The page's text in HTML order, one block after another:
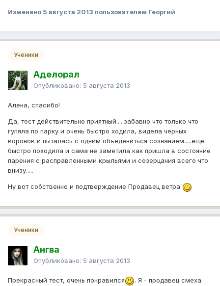
Изменено 5 августа 2013 пользователем Георгий
Ученики
Аделорал
Опубликовано: 5 августа 2013
Алена, спасибо!
Да, тест действительно приятный.....забавно что только что
гуляла по парку и очень быстро ходила, видела черных
воронов и пыталась с одним объедениться сознанием.....еще
быстро походила и сама не заметила как пришла в состояние
парения с расправленными крыльями и созерцания всего что
внизу.....
Ну вот собственно и подтверждение Продавец ветра
Ученики
Ангва
Опубликовано: 5 августа 2013
Прекрасный тест, очень понравился . Я - продавец смеха.